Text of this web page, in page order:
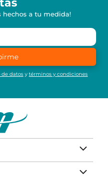
hechos a tu medida!
datos ytérminos y condiciones